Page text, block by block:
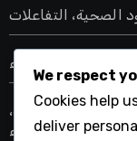
الصحية، التفاعلات
تعزيز الهدوء
الدورة الدموية،
تعزيز الاسترخاء
We respect
Cookies help
deliver